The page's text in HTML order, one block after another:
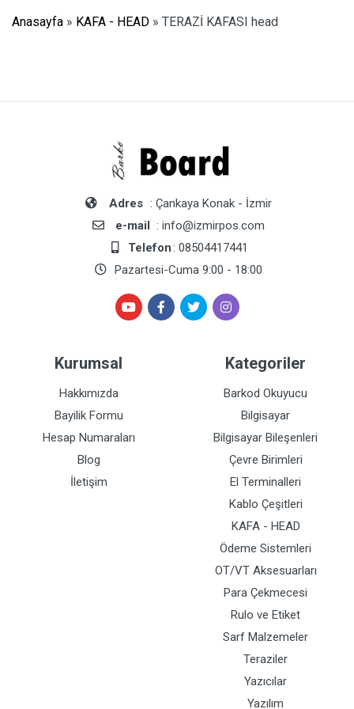
Anasayfa » KAFA - HEAD » TERAZİ KAFASI head
Adres : Çankaya Konak - İzmir
e-mail : info@izmirpos.com
Telefon: 08504417441
Pazartesi-Cuma 9:00 - 18:00
Kurumsal
Hakkımızda
Bayilik Formu
Hesap Numaraları
Blog
İletişim
Kategoriler
Barkod Okuyucu
Bilgisayar
Bilgisayar Bileşenleri
Çevre Birimleri
El Terminalleri
Kablo Çeşitleri
KAFA - HEAD
Ödeme Sistemleri
OT/VT Aksesuarları
Para Çekmecesi
Rulo ve Etiket
Sarf Malzemeler
Teraziler
Yazıcılar
Yazılım